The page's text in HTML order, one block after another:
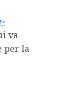
va
per la